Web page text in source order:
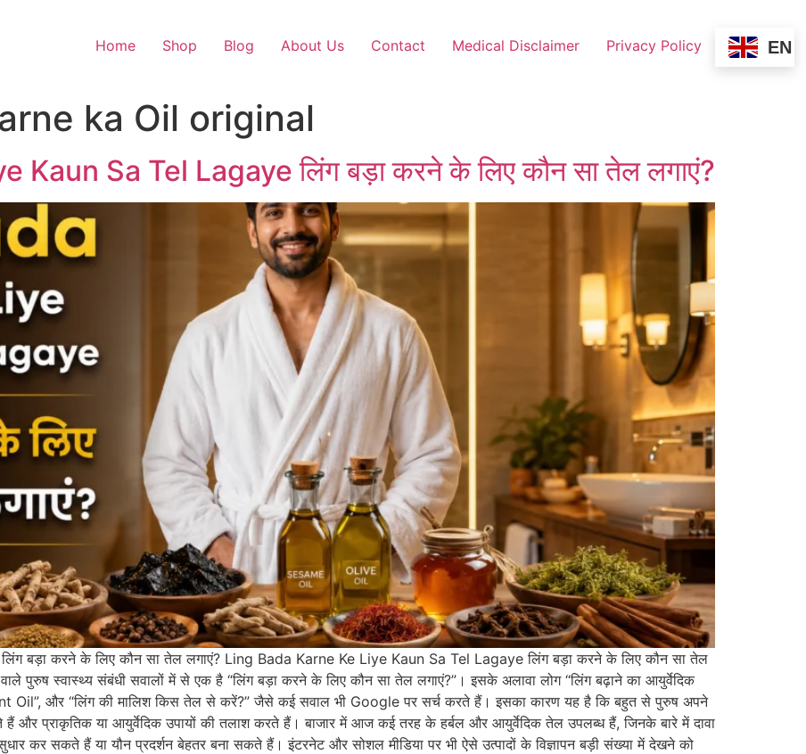
Home Shop Blog About Us Contact Medical Disclaimer Privacy Policy EN
ka Oil original
Sa Tel Lagaye लिंग बड़ा करने के लिए कौन सा तेल लगाएं?
बड़ा करने के लिए कौन सा तेल लगाएं? Ling Bada Karne Ke Liye Kaun Sa Tel Lagaye लिंग बड़ा करने के लिए कौन सा तेल
पुरुष स्वास्थ्य संबंधी सवालों में से एक है “लिंग बड़ा करने के लिए कौन सा तेल लगाएं?”। इसके अलावा लोग “लिंग बढ़ाने का आयुर्वेदिक
Oil”, और “लिंग की मालिश किस तेल से करें?” जैसे कई सवाल भी Google पर सर्च करते हैं। इसका कारण यह है कि बहुत से पुरुष अपने
हैं और प्राकृतिक या आयुर्वेदिक उपायों की तलाश करते हैं। बाजार में आज कई तरह के हर्बल और आयुर्वेदिक तेल उपलब्ध हैं, जिनके बारे में दावा
कर सकते हैं या यौन प्रदर्शन बेहतर बना सकते हैं। इंटरनेट और सोशल मीडिया पर भी ऐसे उत्पादों के विज्ञापन बड़ी संख्या में देखने को